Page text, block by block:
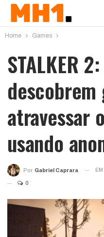
Home Games
STALKER
atravessar
usando
Por Gabriel Caprara EM
0